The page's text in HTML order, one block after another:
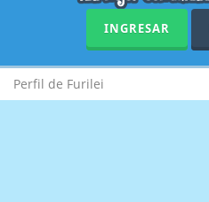
INGRESAR
Perfil de Furilei